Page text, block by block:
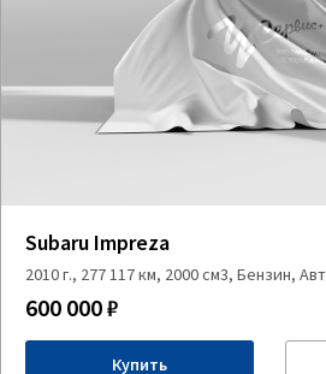
Subaru Impreza
2010 г., 277 117 км, 2000 см3, Бензин,
600 000 ₽
Купить